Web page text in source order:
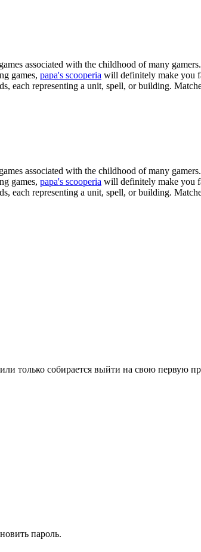
associated with the childhood of many
games, papa's scooperia will definitely make you
each representing a unit, spell, or building.
associated with the childhood of many
games, papa's scooperia will definitely make you
each representing a unit, spell, or building.
только собирается выйти на свою первую
пароль.